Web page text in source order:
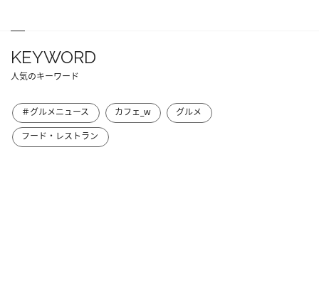
KEYWORD
人気のキーワード
＃グルメニュース カフェ_w
グルメ
フード・レストラン